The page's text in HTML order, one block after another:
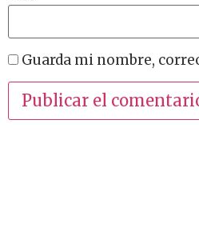
Guarda mi nombre,